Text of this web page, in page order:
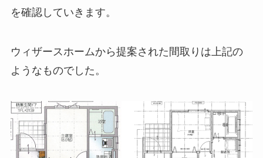
を確認していきます。
ウィザースホームから提案された間取りは上記の
ようなものでした。